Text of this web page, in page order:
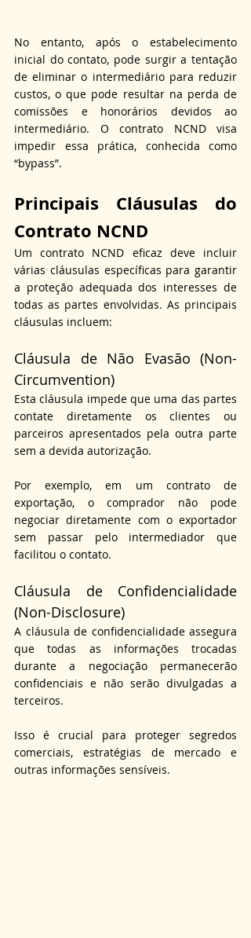
No entanto, após o estabelecimento
inicial do contato, pode surgir a tentação
de eliminar o intermediário para reduzir
custos, o que pode resultar na perda de
comissões e honorários devidos ao
intermediário. O contrato NCND visa
impedir essa prática, conhecida como
“bypass”.
Principais Cláusulas do
Contrato NCND
Um contrato NCND eficaz deve incluir
várias cláusulas específicas para garantir
a proteção adequada dos interesses de
todas as partes envolvidas. As principais
cláusulas incluem:
Cláusula de Não Evasão (Non-
Circumvention)
Esta cláusula impede que uma das partes
contate diretamente os clientes ou
parceiros apresentados pela outra parte
sem a devida autorização.
Por exemplo, em um contrato de
exportação, o comprador não pode
negociar diretamente com o exportador
sem passar pelo intermediador que
facilitou o contato.
Cláusula de Confidencialidade
(Non-Disclosure)
A cláusula de confidencialidade assegura
que todas as informações trocadas
durante a negociação permanecerão
confidenciais e não serão divulgadas a
terceiros.
Isso é crucial para proteger segredos
comerciais, estratégias de mercado e
outras informações sensíveis.